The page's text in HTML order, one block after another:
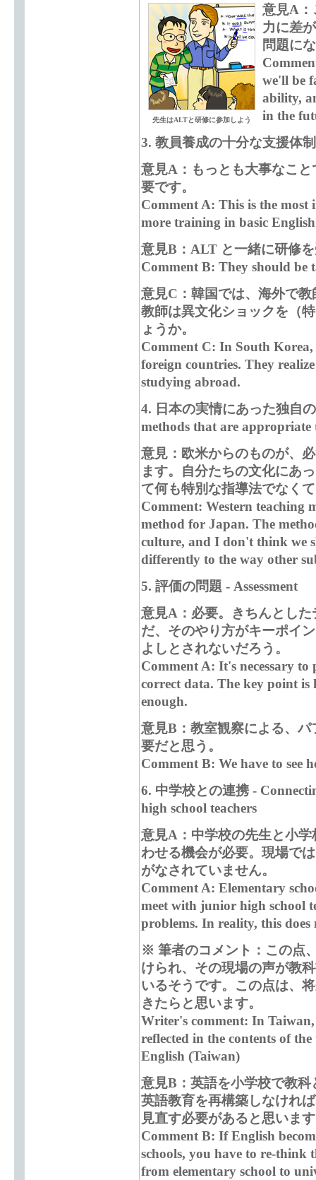
先生はALTと研修に参加しよう
意見A：
力に差
問題に
we'll be
ability,
in the
3. 教員養成の十分な支援体
意見A：もっとも大事なこ
要です。
Comment A: This is the most
more training in basic
意見B：ALT と一緒に研修
Comment B: They should be
意見C：韓国では、海外で
教師は異文化ショックを（
ょうか。
Comment C: In South
foreign countries. They
studying abroad.
4. 日本の実情にあった独自
methods that are appropriate
意見：欧米からのものが、
ます。自分たちの文化にあ
て何も特別な指導法でなく
Comment: Western teaching
method for Japan. The
culture, and I don't think we
differently to the way other
5. 評価の問題 - Assessment
意見A：必要。きちんとし
だ、そのやり方がキーポイ
よしとされないだろう。
Comment A: It's necessary
correct data. The key point is
enough.
意見B：教室観察による、
要だと思う。
Comment B: We have to see
6. 中学校との連携 -
high school teachers
意見A：中学校の先生と小
わせる機会が必要。現場で
がなされていません。
Comment A: Elementary
meet with junior high school
problems. In reality, this does
※ 筆者のコメント：この点
けられ、その現場の声が教
いるそうです。この点は、
きたらと思います。
Writer's comment: In Taiwan,
reflected in the contents of
English (Taiwan)
意見B：英語を小学校で教
英語教育を再構築しなけれ
見直す必要があると思いま
Comment B: If English
schools, you have to re-think
from elementary school to